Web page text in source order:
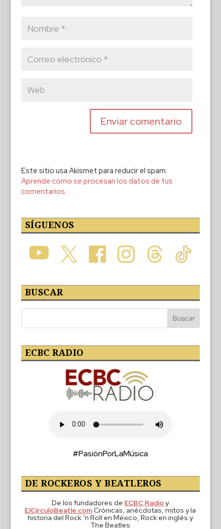
Este sitio usa Akismet para reducir el spam.
Aprende cómo se procesan los datos de tus
comentarios.
SÍGUENOS
BUSCAR
ECBC RADIO
#PasiónPorLaMúsica
DE ROCKEROS Y BEATLEROS
De los fundadores de ECBC Radioy
ElCirculoBeatle.comCrónicas, anécdotas, mitos y la
historia del Rock ‘n Roll en México, Rock en inglés y
The Beatles